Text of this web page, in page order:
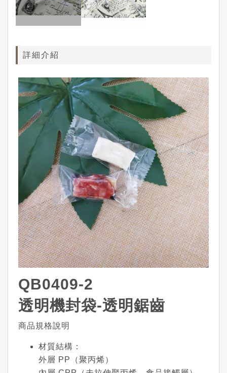
詳細介紹
QB0409-2
透明機封袋-透明鋸齒
商品規格說明
材質結構 ：
外層 PP（聚丙烯）